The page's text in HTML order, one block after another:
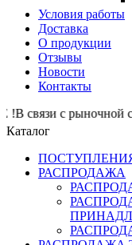
Условия работы
Доставка
О продукции
Отзывы
Новости
Контакты
с рыночной
Каталог
РАСПРОДАЖА